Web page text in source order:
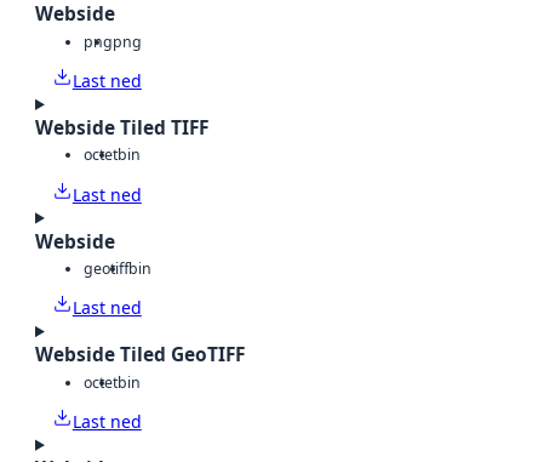
Webside
pngpng
Last ned
Webside Tiled TIFF
octetbin
Last ned
Webside
geotiffbin
Last ned
Webside Tiled GeoTIFF
octetbin
Last ned